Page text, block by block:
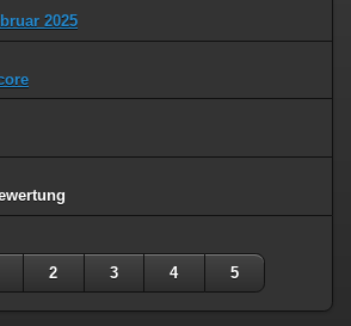
2025
2 3 4 5